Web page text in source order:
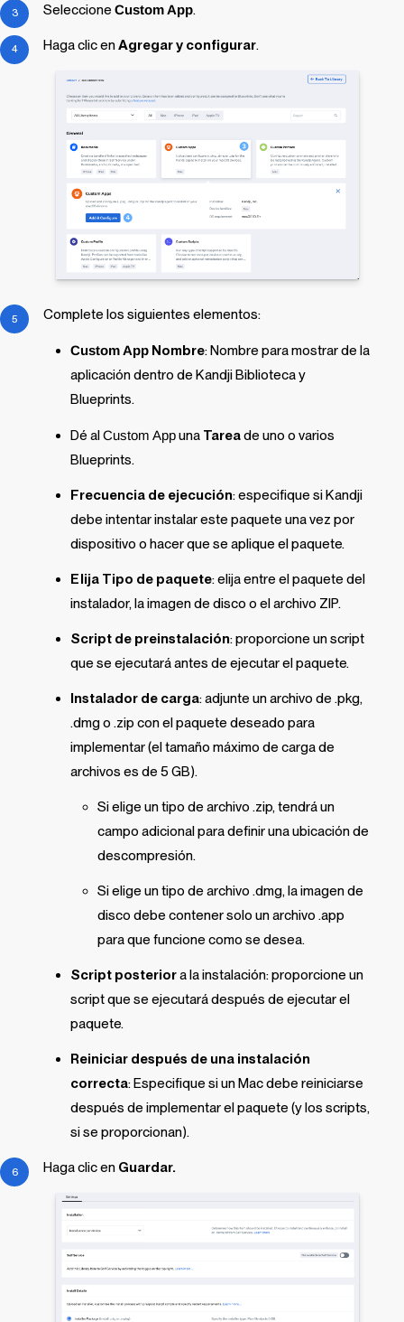
Seleccione Custom App.
Haga clic enAgregar y configurar.
Complete los siguientes elementos:
Custom App Nombre: Nombre para mostrar de la
aplicación dentro de Kandji Biblioteca y
Blueprints.
Dé al Custom Appuna Tareade uno o varios
Blueprints.
Frecuencia de ejecución: especifique si Kandji
debe intentar instalar este paquete una vez por
dispositivo o hacer que se aplique el paquete.
Elija Tipo de paquete: elija entre el paquete del
instalador, la imagen de disco o el archivo ZIP.
Script de preinstalación: proporcione un script
que se ejecutará antes de ejecutar el paquete.
Instalador de carga: adjunte un archivo de .pkg,
.dmg o .zip con el paquete deseado para
implementar (el tamaño máximo de carga de
archivos es de 5 GB).
Si elige un tipo de archivo .zip, tendrá un
campo adicional para definir una ubicación de
descompresión.
Si elige un tipo de archivo .dmg, la imagen de
disco debe contener solo un archivo .app
para que funcione como se desea.
Script posteriora la instalación: proporcione un
script que se ejecutará después de ejecutar el
paquete.
Reiniciar después de una instalación
correcta: Especifique si un Mac debe reiniciarse
después de implementar el paquete (y los scripts,
si se proporcionan).
Haga clic en Guardar.